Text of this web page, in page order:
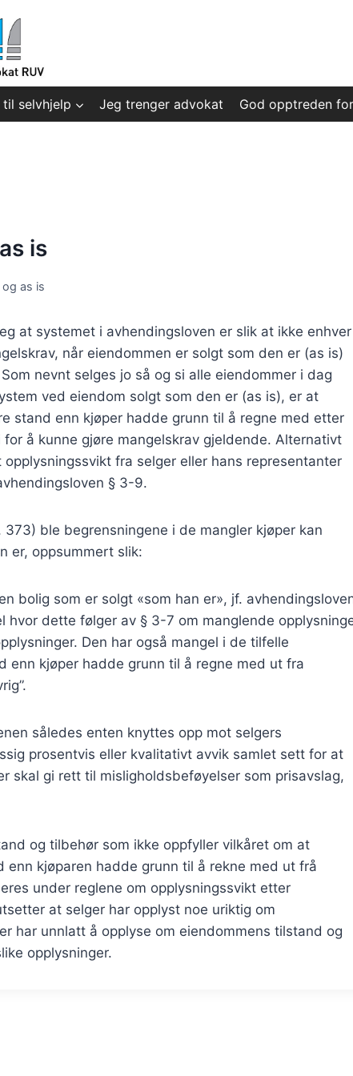
til selvhjelp Jeg trenger advokat God opptreden
is
as is
at systemet i avhendingsloven er slik at ikke enhver
når eiendommen er solgt som den er (as is)
nevnt selges jo så og si alle eiendommer i dag
ved eiendom solgt som den er (as is), er at
stand enn kjøper hadde grunn til å regne med etter
å kunne gjøre mangelskrav gjeldende. Alternativt
fra selger eller hans representanter
§ 3-9.
ble begrensningene i de mangler kjøper kan
er, oppsummert slik:
bolig som er solgt «som han er», jf.
hvor dette følger av § 3-7 om manglende
Den har også mangel i de tilfelle
enn kjøper hadde grunn til å regne med ut fra
således enten knyttes opp mot selgers
prosentvis eller kvalitativt avvik samlet sett for at
skal gi rett til misligholdsbeføyelser som prisavslag,
og tilbehør som ikke oppfyller vilkåret om at
enn kjøparen hadde grunn til å rekne med ut frå
under reglene om opplysningssvikt etter
at selger har opplyst noe uriktig om
har unnlatt å opplyse om eiendommens tilstand og
opplysninger.